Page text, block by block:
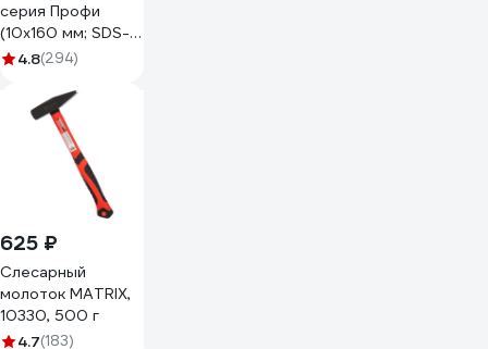
серия Профи
(10х160 мм; SDS-
plus) ПРАКТИКА
4.8(294)
625 ₽
Слесарный
молоток MATRIX,
10330, 500 г
4.7(183)